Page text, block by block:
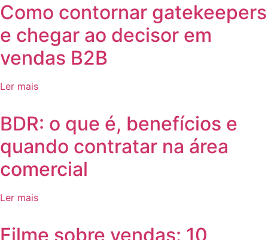
Como contornar gatekeepers
e chegar ao decisor em
vendas B2B
Ler mais
BDR: o que é, benefícios e
quando contratar na área
comercial
Ler mais
Filme sobre vendas: 10